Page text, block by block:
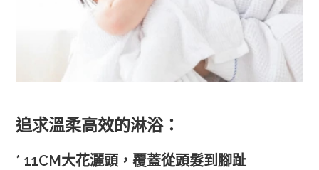
追求溫柔高效的淋浴：
* 11CM大花灑頭，覆蓋從頭髮到腳趾